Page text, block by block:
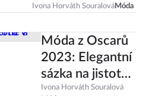
bojují o přežití?
Ivona Horváth SouralováMóda
Móda z Oscarů
2023: Elegantní
sázka na jistotu
v odstínech
Ivona Horváth Souralová